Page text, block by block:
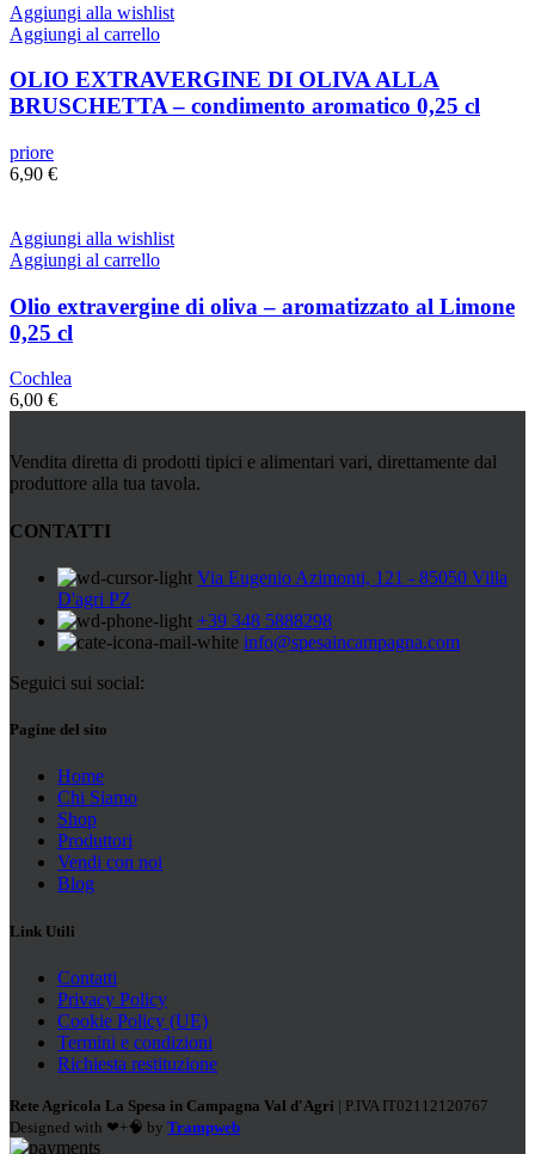
Aggiungi alla wishlist
Aggiungi al carrello
OLIO EXTRAVERGINE DI OLIVA ALLA
BRUSCHETTA – condimento aromatico 0,25 cl
priore
6,90 €
Aggiungi alla wishlist
Aggiungi al carrello
Olio extravergine di oliva – aromatizzato al Limone
0,25 cl
Cochlea
6,00 €
Vendita diretta di prodotti tipici e alimentari vari, direttamente dal
produttore alla tua tavola.
CONTATTI
Via Eugenio Azimonti, 121 - 85050 Villa
D'agri PZ
+39 348 5888298
info@spesaincampagna.com
Seguici sui social:
Pagine del sito
Home
Chi Siamo
Shop
Produttori
Vendi con noi
Blog
Link Utili
Contatti
Privacy Policy
Cookie Policy (UE)
Termini e condizioni
Richiesta restituzione
Rete Agricola La Spesa in Campagna Val d'Agri | P.IVA IT02112120767
Designed with ❤+🧠 by Trampweb